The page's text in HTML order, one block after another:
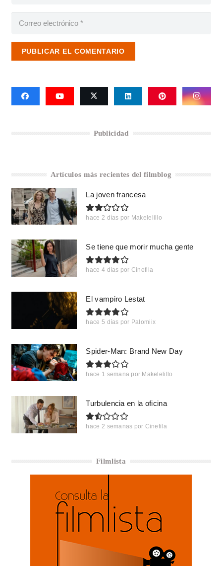
PUBLICAR EL COMENTARIO
Publicidad
Artículos más recientes del filmblog
La joven francesa
hace 2 días por Makelelillo
Se tiene que morir mucha gente
hace 4 días por Cinefila
El vampiro Lestat
hace 5 días por Palomiix
Spider-Man: Brand New Day
hace 1 semana por Makelelillo
Turbulencia en la oficina
hace 2 semanas por Cinefila
Filmlista